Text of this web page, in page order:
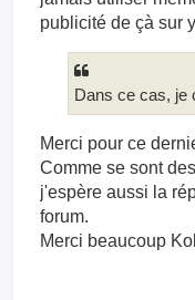
publicité de çà sur
Dans ce cas, je
Merci pour ce
Comme se sont
j'espère aussi la
forum.
Merci beaucoup